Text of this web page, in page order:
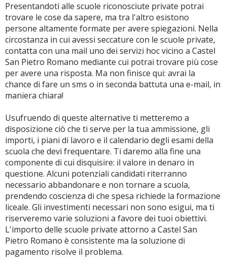
Presentandoti alle scuole riconosciute private potrai
trovare le cose da sapere, ma tra l'altro esistono
persone altamente formate per avere spiegazioni. Nella
circostanza in cui avessi seccature con le scuole private,
contatta con una mail uno dei servizi hoc vicino a Castel
San Pietro Romano mediante cui potrai trovare più cose
per avere una risposta. Ma non finisce qui: avrai la
chance di fare un sms o in seconda battuta una e-mail, in
maniera chiara!
Usufruendo di queste alternative ti metteremo a
disposizione ciò che ti serve per la tua ammissione, gli
importi, i piani di lavoro e il calendario degli esami della
scuola che devi frequentare. Ti daremo alla fine una
componente di cui disquisire: il valore in denaro in
questione. Alcuni potenziali candidati riterranno
necessario abbandonare e non tornare a scuola,
prendendo coscienza di che spesa richiede la formazione
liceale. Gli investimenti necessari non sono esigui, ma ti
riserveremo varie soluzioni a favore dei tuoi obiettivi.
L'importo delle scuole private attorno a Castel San
Pietro Romano è consistente ma la soluzione di
pagamento risolve il problema.